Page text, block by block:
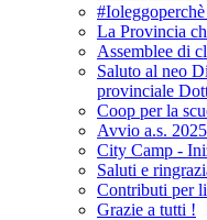
La Provincia
Assemblee di
Saluto al neo
provinciale
Coop per la
Avvio a.s.
City Camp -
Saluti e
Contributi per
Grazie a tutti !